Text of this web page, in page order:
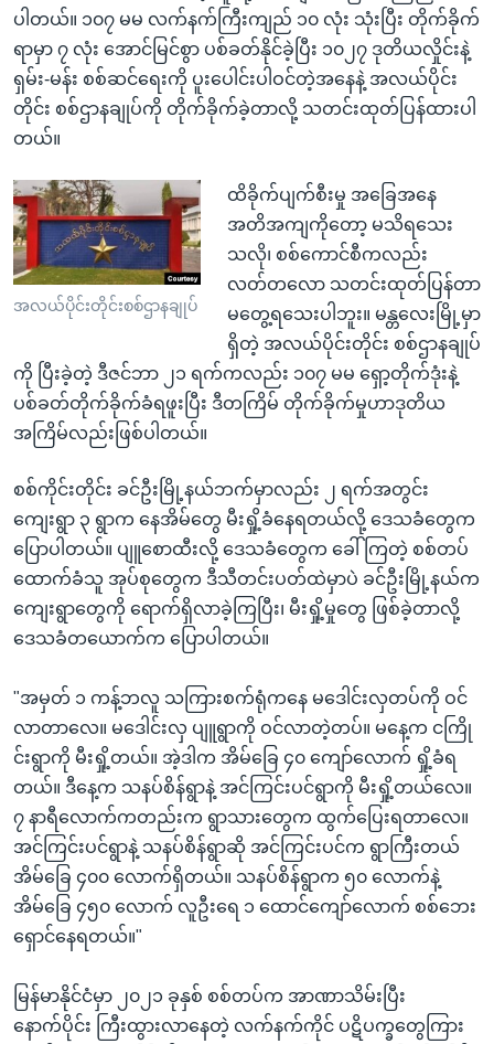
ပါတယ်။ ၁၀၇ မမ လက်နက်ကြီးကျည် ၁၀ လုံး သုံးပြီး တိုက်ခိုက်
ရာမှာ ၇ လုံး အောင်မြင်စွာ ပစ်ခတ်နိုင်ခဲ့ပြီး ၁၀၂၇ ဒုတိယလှိုင်းနဲ့
ရှမ်း-မန်း စစ်ဆင်ရေးကို ပူးပေါင်းပါဝင်တဲ့အနေနဲ့ အလယ်ပိုင်း
တိုင်း စစ်ဌာနချုပ်ကို တိုက်ခိုက်ခဲ့တာလို့ သတင်းထုတ်ပြန်ထားပါ
တယ်။
အလယ်ပိုင်းတိုင်းစစ်ဌာနချုပ်
ထိခိုက်ပျက်စီးမှု အခြေအနေ
အတိအကျကိုတော့ မသိရသေး
သလို၊ စစ်ကောင်စီကလည်း
လတ်တလော သတင်းထုတ်ပြန်တာ
မတွေ့ရသေးပါဘူး။ မန္တလေးမြို့မှာ
ရှိတဲ့ အလယ်ပိုင်းတိုင်း စစ်ဌာနချုပ်
ကို ပြီးခဲ့တဲ့ ဒီဇင်ဘာ ၂၁ ရက်ကလည်း ၁၀၇ မမ ရှော့တိုက်ဒုံးနဲ့
ပစ်ခတ်တိုက်ခိုက်ခံရဖူးပြီး ဒီတကြိမ် တိုက်ခိုက်မှုဟာဒုတိယ
အကြိမ်လည်းဖြစ်ပါတယ်။
စစ်ကိုင်းတိုင်း ခင်ဦးမြို့နယ်ဘက်မှာလည်း ၂ ရက်အတွင်း
ကျေးရွာ ၃ ရွာက နေအိမ်တွေ မီးရှို့ခံနေရတယ်လို့ ဒေသခံတွေက
ပြောပါတယ်။ ပျူစောထီးလို့ ဒေသခံတွေက ခေါ်ကြတဲ့ စစ်တပ်
ထောက်ခံသူ အုပ်စုတွေက ဒီသီတင်းပတ်ထဲမှာပဲ ခင်ဦးမြို့နယ်က
ကျေးရွာတွေကို ရောက်ရှိလာခဲ့ကြပြီး၊ မီးရှို့မှုတွေ ဖြစ်ခဲ့တာလို့
ဒေသခံတယောက်က ပြောပါတယ်။
"အမှတ် ၁ ကန့်ဘလူ သကြားစက်ရုံကနေ မဒေါင်းလှတပ်ကို ဝင်
လာတာလေ။ မဒေါင်းလှ ပျူရွာကို ဝင်လာတဲ့တပ်။ မနေ့က ငကြို
င်းရွာကို မီးရှို့တယ်။ အဲ့ဒါက အိမ်ခြေ ၄၀ ကျော်လောက် ရှို့ခံရ
တယ်။ ဒီနေ့က သနပ်စိန်ရွာနဲ့ အင်ကြင်းပင်ရွာကို မီးရှို့တယ်လေ။
၇ နာရီလောက်ကတည်းက ရွာသားတွေက ထွက်ပြေးရတာလေ။
အင်ကြင်းပင်ရွာနဲ့ သနပ်စိန်ရွာဆို အင်ကြင်းပင်က ရွာကြီးတယ်
အိမ်ခြေ ၄၀၀ လောက်ရှိတယ်။ သနပ်စိန်ရွာက ၅၀ လောက်နဲ့
အိမ်ခြေ ၄၅၀ လောက် လူဦးရေ ၁ ထောင်ကျော်လောက် စစ်ဘေး
ရှောင်နေရတယ်။"
မြန်မာနိုင်ငံမှာ ၂၀၂၁ ခုနှစ် စစ်တပ်က အာဏာသိမ်းပြီး
နောက်ပိုင်း ကြီးထွားလာနေတဲ့ လက်နက်ကိုင် ပဋိပက္ခတွေကြား